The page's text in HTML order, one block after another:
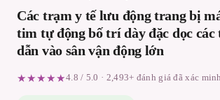
Các trạm y tế lưu động trang bị
tim tự động bố trí dày đặc dọc các
dẫn vào sân vận động lớn
★★★★★4.8 / 5.0 · 2,493+ đánh giá đã xác minh